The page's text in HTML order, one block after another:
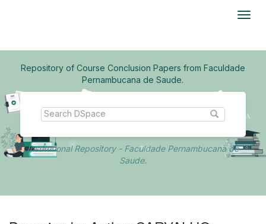
Repository of Course Conclusion Papers from Faculdade
Pernambucana de Saude.
Institutional Repository - Faculdade Pernambucana de
Saude.